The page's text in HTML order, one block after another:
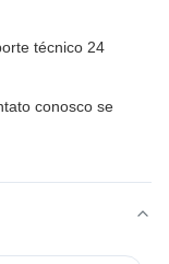
técnico 24
conosco se